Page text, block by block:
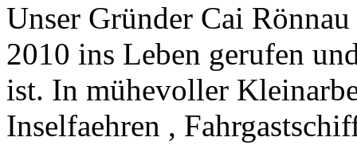
Unser Gründer Cai
2010 ins Leben gerufen
ist. In mühevoller
Inselfaehren ,